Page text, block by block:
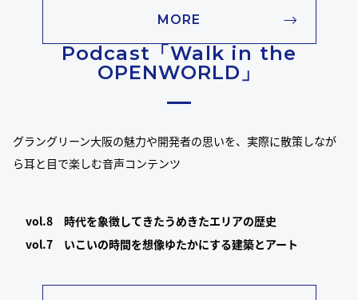
MORE
Podcast「Walk in the
OPENWORLD」
グラングリーン大阪の魅力や開発者の思いを、実際に散策しなが
ら耳と目で楽しむ音声コンテンツ
vol.8 時代を象徴してきたうめきたエリアの歴史
vol.7 いこいの時間を想像ゆたかにする建築とアート